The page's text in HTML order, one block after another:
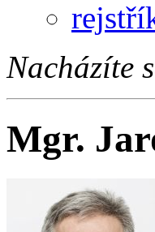
Nacházíte
Mgr.